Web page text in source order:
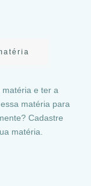
e ter a
matéria para
Cadastre
matéria.